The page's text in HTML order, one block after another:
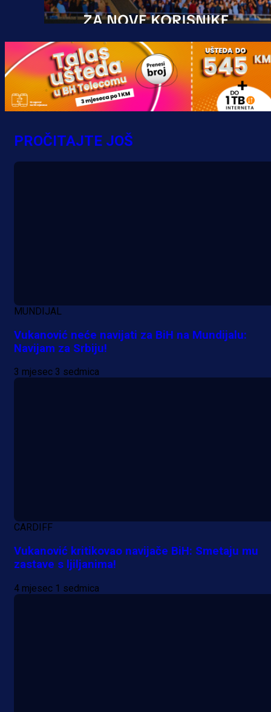
Promo vijesti
MrBit: Isprati kvalifikacije za
evropska takmičenja i preuzmi
bonus dobrodošlice!
PROČITAJTE JOŠ
MUNDIJAL
Vukanović neće navijati za BiH na Mundijalu:
Navijam za Srbiju!
3 mjesec 3 sedmica
CARDIFF
Vukanović kritikovao navijače BiH: Smetaju mu
zastave s ljiljanima!
4 mjesec 1 sedmica